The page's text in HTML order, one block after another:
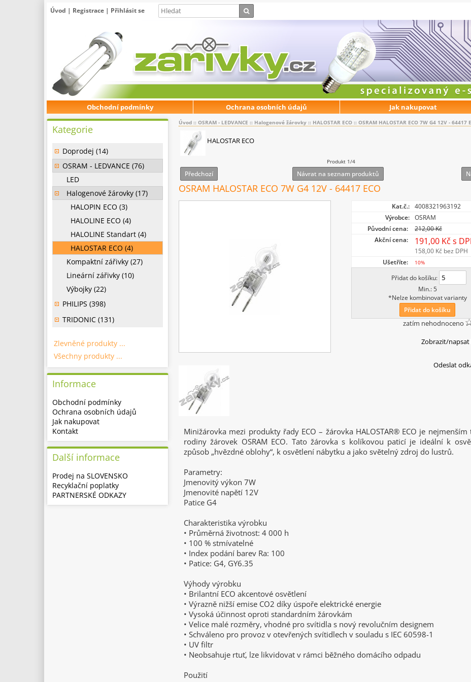
Úvod | Registrace | Přihlásit se
Obchodní podmínky Ochrana osobních údajů Jak nakupovat
Úvod :: OSRAM - LEDVANCE :: Halogenové žárovky :: HALOSTAR ECO :: OSRAM HALOSTAR ECO 7W G4 12V - 64417
HALOSTAR ECO
Produkt 1/4
Předchozí Návrat na seznam produktů
OSRAM HALOSTAR ECO 7W G4 12V - 64417 ECO
Kat.č.: 4008321963192
Výrobce: OSRAM
Původní cena:
212,00 Kč
Akční cena:
191,00 Kč s
158,00 Kč bez DPH
Ušetříte:
10%
Přidat do košíku:
Min.: 5
*Nelze kombinovat varianty
Přidat do košíku
zatím nehodnoceno
Zobrazit/
Odeslat
Minižárovka mezi produkty řady ECO – žárovka HALOSTAR® ECO je nejmenším
rodiny žárovek OSRAM ECO. Tato žárovka s kolíkovou paticí je ideální k
způsob „hvězdné oblohy“, k osvětlení nábytku a jako světelný zdroj do lustrů.
Parametry:
Jmenovitý výkon 7W
Jmenovité napětí 12V
Patice G4
Charakteristika výrobku
• Průměrná životnost: 4 000 h
• 100 % stmívatelné
• Index podání barev Ra: 100
• Patice: G4, GY6.35
Výhody výrobku
• Brilantní ECO akcentové osvětlení
• Výrazně nižší emise CO2 díky úspoře elektrické energie
• Vysoká účinnost oproti standardním žárovkám
• Velice malé rozměry, vhodné pro svítidla s nový revolučním designem
• Schváleno pro provoz v otevřených svítidlech v souladu s IEC 60598-1
• UV filtr
• Neobsahuje rtuť, lze likvidovat v rámci běžného domácího odpadu
Použití
Kategorie
Doprodej (14)
OSRAM - LEDVANCE (76)
LED
Halogenové žárovky (17)
HALOPIN ECO (3)
HALOLINE ECO (4)
HALOLINE Standart (4)
HALOSTAR ECO (4)
Kompaktní zářivky (27)
Lineární zářivky (10)
Výbojky (22)
PHILIPS (398)
TRIDONIC (131)
Zlevněné produkty ...
Všechny produkty ...
Informace
Obchodní podmínky
Ochrana osobních údajů
Jak nakupovat
Kontakt
Další informace
Prodej na SLOVENSKO
Recyklační poplatky
PARTNERSKÉ ODKAZY